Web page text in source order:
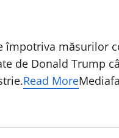
împotriva măsurilor
de Donald Trump
Read More